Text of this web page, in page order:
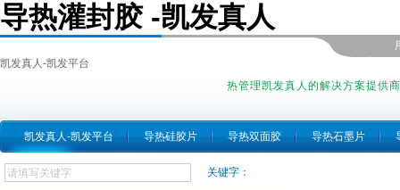
导热灌封胶 -凯发真人
凯发真人-凯发平台
热管理凯发真人的解决方案提供商
凯发真人-凯发平台 导热硅胶片 导热双面胶 导热石墨片
关键字：